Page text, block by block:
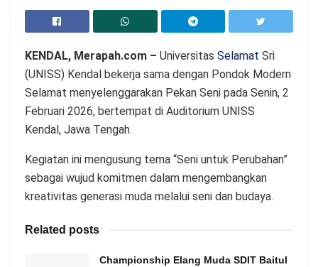
KENDAL, Merapah.com – Universitas Selamat Sri
(UNISS) Kendal bekerja sama dengan Pondok Modern
Selamat menyelenggarakan Pekan Seni pada Senin, 2
Februari 2026, bertempat di Auditorium UNISS
Kendal, Jawa Tengah.
Kegiatan ini mengusung tema “Seni untuk Perubahan”
sebagai wujud komitmen dalam mengembangkan
kreativitas generasi muda melalui seni dan budaya.
Related posts
Championship Elang Muda SDIT Baitul